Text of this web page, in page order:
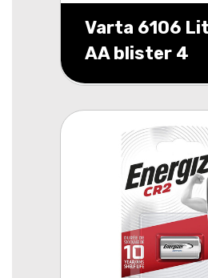
Varta 6106
AA blister 4